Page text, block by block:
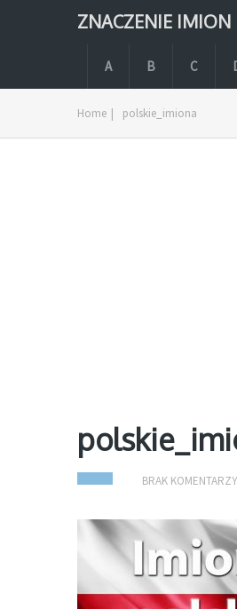
ZNACZENIE IMION
A B C
Home | polskie_imiona
BRAK KOMENTARZY